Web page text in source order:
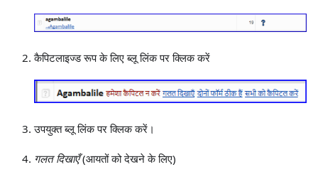
कैपिटलाइज्ड रूप के लिए ब्लू लिंक पर क्लिक करें
उपयुक्त ब्लू लिंक पर क्लिक करें।
गलत दिखाएँ(आयतों को देखने के लिए)